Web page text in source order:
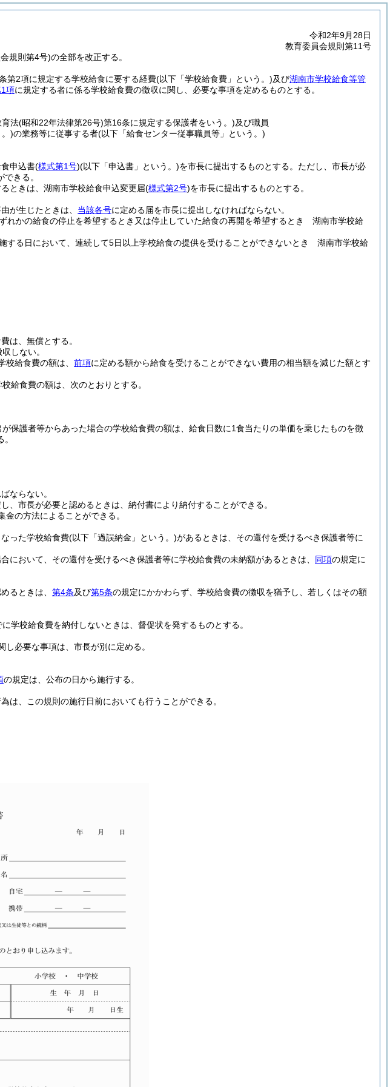
令和2年9月28日
教育委員会規則第11号
規則第4号)の全部を改正する。
第2項に規定する学校給食に要する経費(以下「学校給食費」という。)及び湖南市学校給食等管
項に規定する者に係る学校給食費の徴収に関し、必要な事項を定めるものとする。
法(昭和22年法律第26号)第16条に規定する保護者をいう。)及び職員
)の業務等に従事する者(以下「給食センター従事職員等」という。)
申込書(様式第1号)(以下「申込書」という。)を市長に提出するものとする。 ただし、市長が必
きる。
ときは、湖南市学校給食申込変更届(様式第2号)を市長に提出するものとする。
が生じたときは、 当該各号に定める届を市長に提出しなければならない。
れかの給食の停止を希望するとき又は停止していた給食の再開を希望するとき 湖南市学校給
する日において、連続して5日以上学校給食の提供を受けることができないとき 湖南市学校給
は、無償とする。
しない。
給食費の額は、 前項に定める額から給食を受けることができない費用の相当額を減じた額とす
給食費の額は、次のとおりとする。
保護者等からあった場合の学校給食費の額は、給食日数に1食当たりの単価を乗じたものを徴
ならない。
、市長が必要と認めるときは、納付書により納付することができる。
の方法によることができる。
った学校給食費(以下「過誤納金」という。)があるときは、その還付を受けるべき保護者等に
において、その還付を受けるべき保護者等に学校給食費の未納額があるときは、 同項の規定に
るときは、 第4条及び第5条の規定にかかわらず、学校給食費の徴収を猶予し、若しくはその額
学校給食費を納付しないときは、督促状を発するものとする。
必要な事項は、市長が別に定める。
の規定は、公布の日から施行する。
は、この規則の施行日前においても行うことができる。